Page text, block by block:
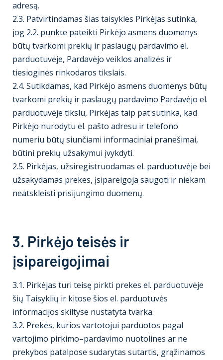
adresą.
2.3. Patvirtindamas šias taisykles Pirkėjas sutinka,
jog 2.2. punkte pateikti Pirkėjo asmens duomenys
būtų tvarkomi prekių ir paslaugų pardavimo el.
parduotuvėje, Pardavėjo veiklos analizės ir
tiesioginės rinkodaros tikslais.
2.4. Sutikdamas, kad Pirkėjo asmens duomenys būtų
tvarkomi prekių ir paslaugų pardavimo Pardavėjo el.
parduotuvėje tikslu, Pirkėjas taip pat sutinka, kad
Pirkėjo nurodytu el. pašto adresu ir telefono
numeriu būtų siunčiami informaciniai pranešimai,
būtini prekių užsakymui įvykdyti.
2.5. Pirkėjas, užsiregistruodamas el. parduotuvėje bei
užsakydamas prekes, įsipareigoja saugoti ir niekam
neatskleisti prisijungimo duomenų.
3. Pirkėjo teisės ir
įsipareigojimai
3.1. Pirkėjas turi teisę pirkti prekes el. parduotuvėje
šių Taisyklių ir kitose šios el. parduotuvės
informacijos skiltyse nustatyta tvarka.
3.2. Prekės, kurios vartotojui parduotos pagal
vartojimo pirkimo–pardavimo nuotolines ar ne
prekybos patalpose sudarytas sutartis, grąžinamos